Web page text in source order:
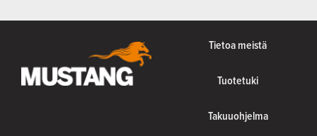
Tietoa meistä
Tuotetuki
Takuuohjelma